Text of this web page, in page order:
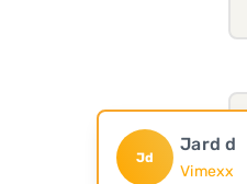
Jd
Jard d
Vimexx